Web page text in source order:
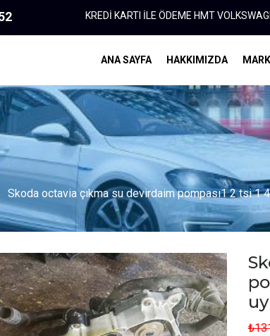
KREDİ KARTI İLE ÖDEME HMT VOLKSWAGEN ÇIKMA
ANA SAYFA HAKKIMIZDA
Skoda octavia çıkma su devirdaim pompası1 2 tsi 1